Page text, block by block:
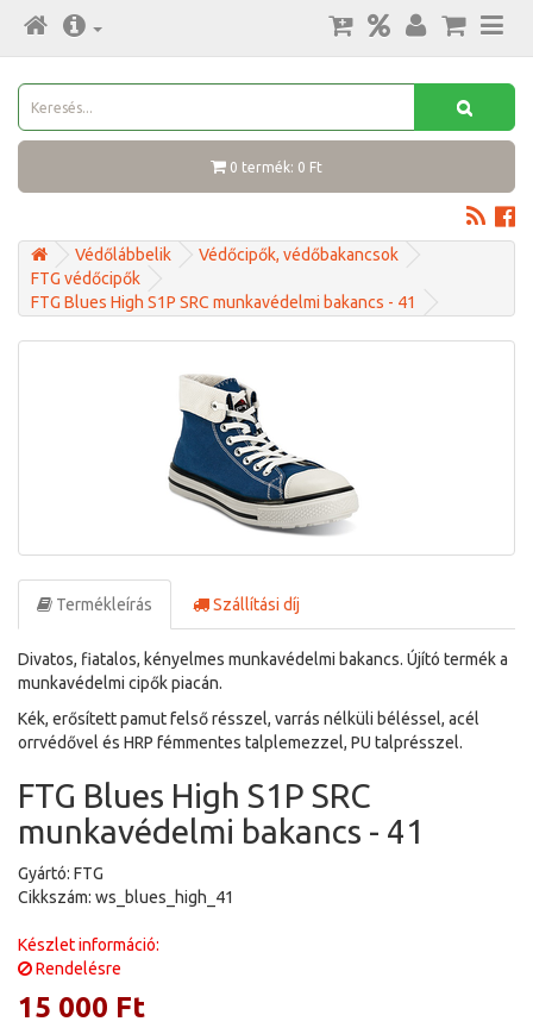
0 termék: 0 Ft
Védőlábbelik
Védőcipők, védőbakancsok
FTG védőcipők
FTG Blues High S1P SRC munkavédelmi bakancs - 41
Termékleírás Szállítási díj
Divatos, fiatalos, kényelmes munkavédelmi bakancs. Újító termék a
munkavédelmi cipők piacán.
Kék, erősített pamut felső résszel, varrás nélküli béléssel, acél
orrvédővel és HRP fémmentes talplemezzel, PU talprésszel.
FTG Blues High S1P SRC
munkavédelmi bakancs - 41
Gyártó: FTG
Cikkszám: ws_blues_high_41
Készlet információ:
Rendelésre
15 000 Ft